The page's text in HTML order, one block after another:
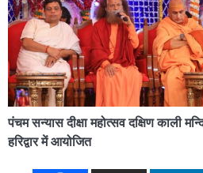
पंचम सन्यास दीक्षा महोत्सव दक्षिण काली
हरिद्वार में आयोजित